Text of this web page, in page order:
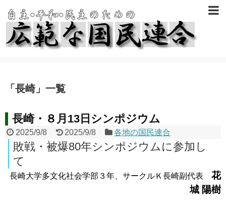
「 長崎」 一覧
長崎・８月13日シンポジウム
2025/9/8 2025/9/8 各地の国民連合
敗戦・被爆80年シンポジウムに参加し
て
長崎大学多文化社会学部３年、サークルＫ長崎副代表 花
城 陽樹